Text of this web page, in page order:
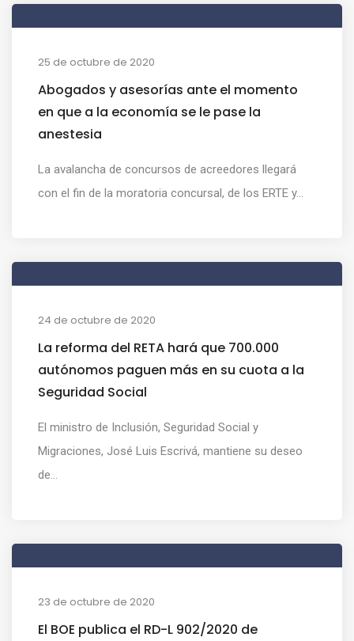
25 de octubre de 2020
Abogados y asesorías ante el momento
en que a la economía se le pase la
anestesia
La avalancha de concursos de acreedores llegará
con el fin de la moratoria concursal, de los ERTE y...
24 de octubre de 2020
La reforma del RETA hará que 700.000
autónomos paguen más en su cuota a la
Seguridad Social
El ministro de Inclusión, Seguridad Social y
Migraciones, José Luis Escrivá, mantiene su deseo
de...
23 de octubre de 2020
El BOE publica el RD-L 902/2020 de